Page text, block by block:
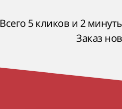
Всего 5 кликов и 2
Заказ